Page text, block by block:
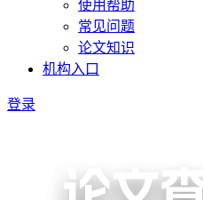
使用帮助
常见问题
论文知识
机构入口
登录